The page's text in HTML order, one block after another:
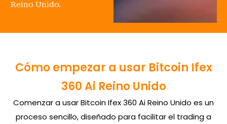
Reino Unido.
Cómo empezar a usar Bitcoin Ifex
360 Ai Reino Unido
Comenzar a usar Bitcoin Ifex 360 Ai Reino Unido es un
proceso sencillo, diseñado para facilitar el trading a